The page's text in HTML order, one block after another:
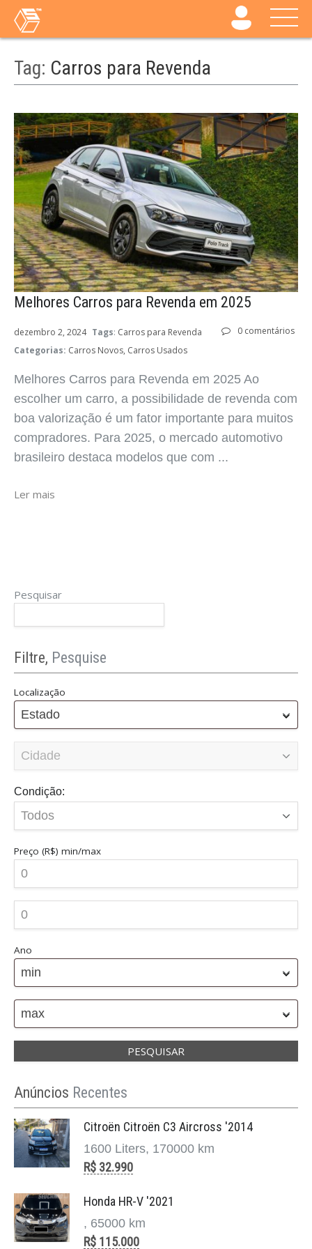
Tag: Carros para Revenda
Melhores Carros para Revenda em 2025
0 comentários
dezembro 2, 2024 Tags: Carros para Revenda
Categorias: Carros Novos Carros Usados
Melhores Carros para Revenda em 2025 Ao
escolher um carro, a possibilidade de revenda com
boa valorização é um fator importante para muitos
compradores. Para 2025, o mercado automotivo
brasileiro destaca modelos que com ...
Ler mais
Pesquisar
Filtre, Pesquise
Localização
Estado
Condição:
Preço (R$) min/max
Ano
min
max
Anúncios Recentes
Citroën Citroën C3 Aircross '2014
1600 Liters, 170000 km
R$ 32.990
Honda HR-V '2021
, 65000 km
R$ 115.000